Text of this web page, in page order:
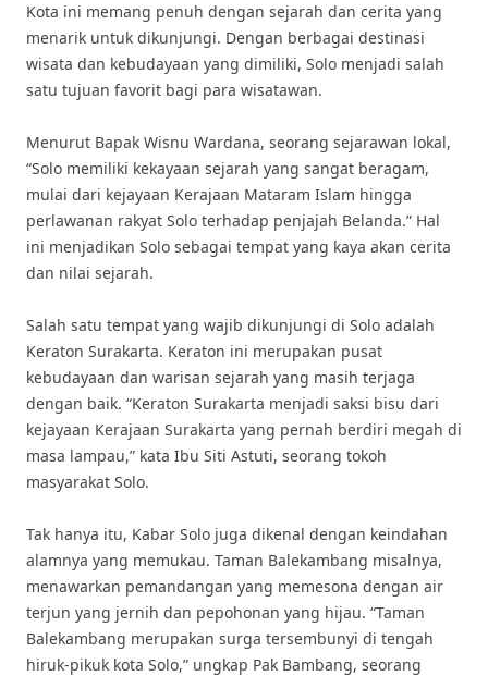
Kota ini memang penuh dengan sejarah dan cerita yang
menarik untuk dikunjungi. Dengan berbagai destinasi
wisata dan kebudayaan yang dimiliki, Solo menjadi salah
satu tujuan favorit bagi para wisatawan.
Menurut Bapak Wisnu Wardana, seorang sejarawan lokal,
“Solo memiliki kekayaan sejarah yang sangat beragam,
mulai dari kejayaan Kerajaan Mataram Islam hingga
perlawanan rakyat Solo terhadap penjajah Belanda.” Hal
ini menjadikan Solo sebagai tempat yang kaya akan cerita
dan nilai sejarah.
Salah satu tempat yang wajib dikunjungi di Solo adalah
Keraton Surakarta. Keraton ini merupakan pusat
kebudayaan dan warisan sejarah yang masih terjaga
dengan baik. “Keraton Surakarta menjadi saksi bisu dari
kejayaan Kerajaan Surakarta yang pernah berdiri megah di
masa lampau,” kata Ibu Siti Astuti, seorang tokoh
masyarakat Solo.
Tak hanya itu, Kabar Solo juga dikenal dengan keindahan
alamnya yang memukau. Taman Balekambang misalnya,
menawarkan pemandangan yang memesona dengan air
terjun yang jernih dan pepohonan yang hijau. “Taman
Balekambang merupakan surga tersembunyi di tengah
hiruk-pikuk kota Solo,” ungkap Pak Bambang, seorang